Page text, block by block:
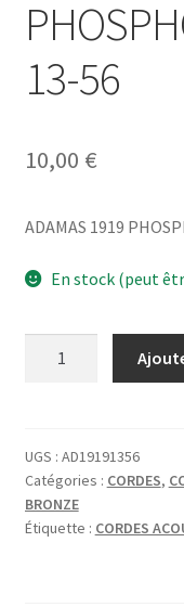
13-56
10,00 €
ADAMAS 1919
En stock (peut
PHOSPHORE
BRONZE
13-
56
UGS : AD19191356
Catégories : CORDES,
BRONZE
Étiquette : CORDES